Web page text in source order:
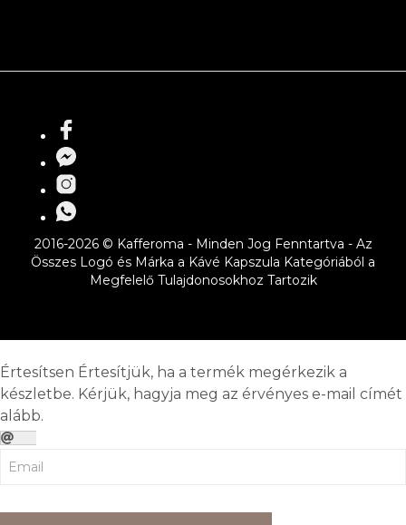
2016-2026 © Kafferoma - Minden Jog Fenntartva - Az
Összes Logó és Márka a Kávé Kapszula Kategóriából a
Megfelelő Tulajdonosokhoz Tartozik
Értesítsen Értesítjük, ha a termék megérkezik a
készletbe. Kérjük, hagyja meg az érvényes e-mail címét
alább.